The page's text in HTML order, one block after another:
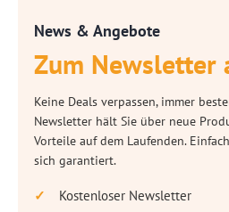
News & Angebote
Zum Newsletter
Keine Deals verpassen, immer
Newsletter hält Sie über neue
Vorteile auf dem Laufenden.
sich garantiert.
Kostenloser Newsletter